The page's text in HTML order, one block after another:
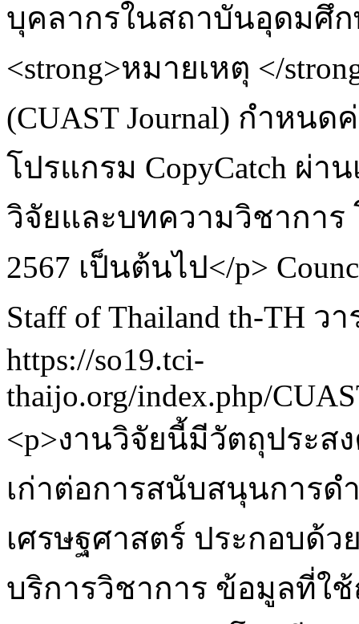
บุคลากรในสถาบันอุดมศึก
<strong>หมายเหตุ </
(CUAST Journal) กำหน
โปรแกรม CopyCatch ผ่า
วิจัยและบทความวิชากา
2567 เป็นต้นไป</p>
Staff of Thailand th-TH วา
https://so19.tci-
thaijo.org/index.php/
<p>งานวิจัยนี้มีวัตถุประส
เก่าต่อการสนับสนุนการ
เศรษฐศาสตร์ ประกอบด้
บริการวิชาการ ข้อมูลที่ใ